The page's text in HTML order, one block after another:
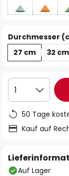
Durchmesser
27 cm
32 cm
1
50 Tage
Kauf auf
Auf Lager